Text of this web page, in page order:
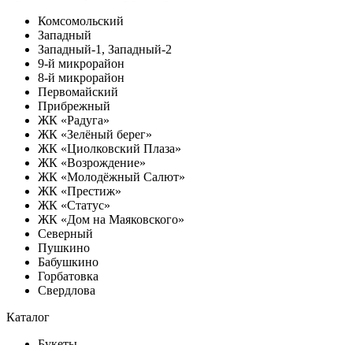
Комсомольский
Западный
Западный-1, Западный-2
9-й микрорайон
8-й микрорайон
Первомайский
Прибрежный
ЖК «Радуга»
ЖК «Зелёный берег»
ЖК «Циолковский Плаза»
ЖК «Возрождение»
ЖК «Молодёжный Салют»
ЖК «Престиж»
ЖК «Статус»
ЖК «Дом на Маяковского»
Северный
Пушкино
Бабушкино
Горбатовка
Свердлова
Каталог